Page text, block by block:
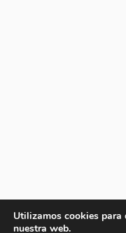
Utilizamos cookies para
nuestra web.